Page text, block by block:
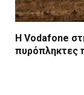
Η Vodafone
πυρόπληκτες